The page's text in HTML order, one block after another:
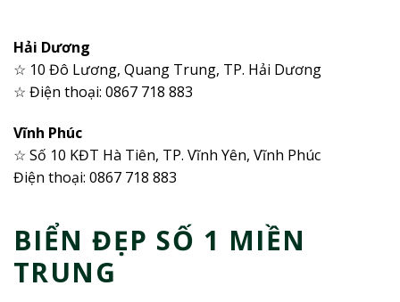
Hải Dương
☆ 10 Đô Lương, Quang Trung, TP. Hải Dương
☆ Điện thoại: 0867 718 883
Vĩnh Phúc
☆ Số 10 KĐT Hà Tiên, TP. Vĩnh Yên, Vĩnh Phúc
Điện thoại: 0867 718 883
BIỂN ĐẸP SỐ 1 MIỀN
TRUNG